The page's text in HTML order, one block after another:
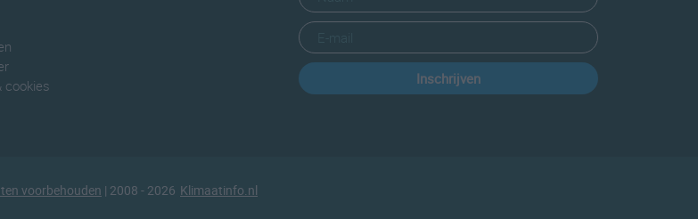
cookies
Inschrijven
voorbehouden | 2008 - 2026 Klimaatinfo.nl